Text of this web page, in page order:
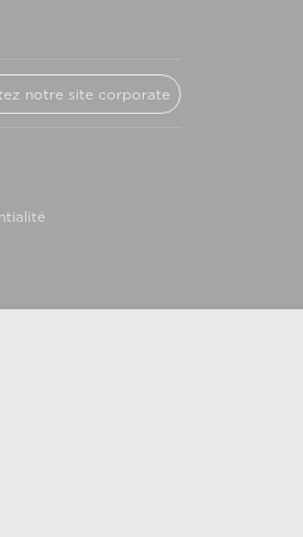
notre site corporate